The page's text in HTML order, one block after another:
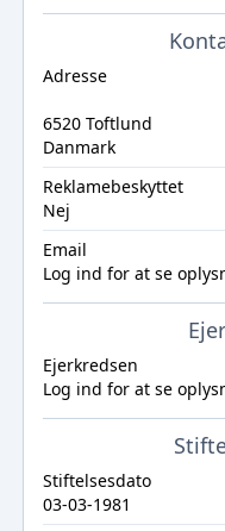
Adresse
6520 Toftlund
Danmark
Reklamebeskyttet
Nej
Email
Log ind for at se
Ejerkredsen
Log ind for at se
Stiftelsesdato
03-03-1981